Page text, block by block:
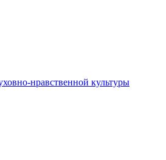
нравственной культуры